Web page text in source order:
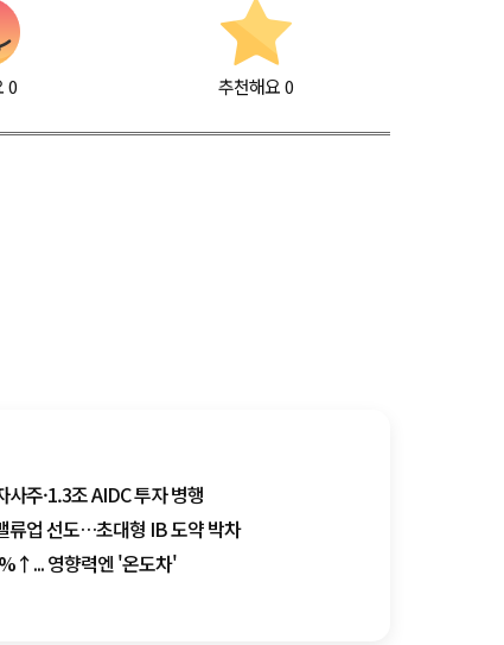
0 추천해요0
주·1.3조 AIDC 투자 병행
류업 선도…초대형 IB 도약 박차
영향력엔 '온도차'